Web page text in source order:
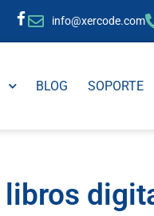
info@xercode.com
BLOG SOPORTE